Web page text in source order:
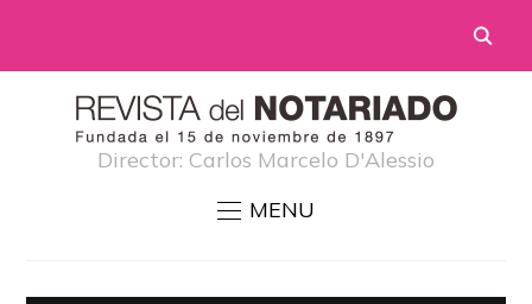
Director: Carlos Marcelo D'Alessio
MENU